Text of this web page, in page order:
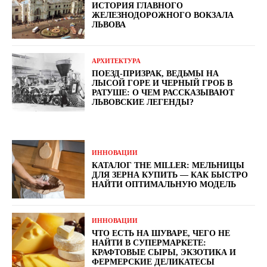
ИСТОРИЯ ГЛАВНОГО
ЖЕЛЕЗНОДОРОЖНОГО ВОКЗАЛА
ЛЬВОВА
АРХИТЕКТУРА
ПОЕЗД-ПРИЗРАК, ВЕДЬМЫ НА
ЛЫСОЙ ГОРЕ И ЧЕРНЫЙ ГРОБ В
РАТУШЕ: О ЧЕМ РАССКАЗЫВАЮТ
ЛЬВОВСКИЕ ЛЕГЕНДЫ?
ИННОВАЦИИ
КАТАЛОГ THE MILLER: МЕЛЬНИЦЫ
ДЛЯ ЗЕРНА КУПИТЬ — КАК БЫСТРО
НАЙТИ ОПТИМАЛЬНУЮ МОДЕЛЬ
ИННОВАЦИИ
ЧТО ЕСТЬ НА ШУВАРЕ, ЧЕГО НЕ
НАЙТИ В СУПЕРМАРКЕТЕ:
КРАФТОВЫЕ СЫРЫ, ЭКЗОТИКА И
ФЕРМЕРСКИЕ ДЕЛИКАТЕСЫ